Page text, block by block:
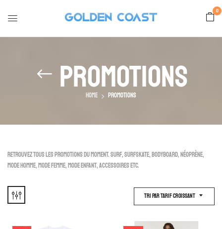
0
Promotions
Home Promotions
Retrouvez tous les promotions du moment. Surf, surfskate, bodyboard, Néoprène,
mode homme, mode femme, mode enfant, accessoires etc.
Tri Par Tarif Croissant